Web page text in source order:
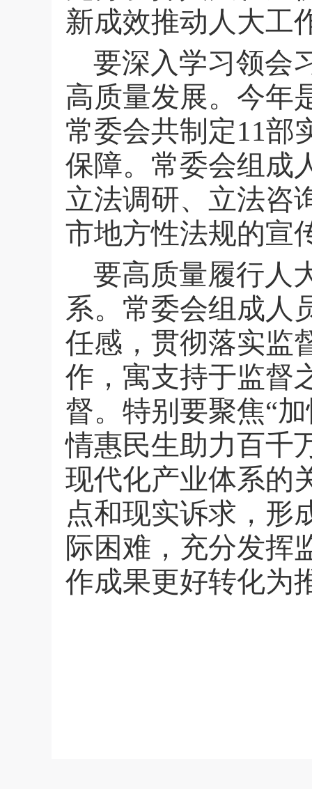
新成效推动人大工
要深入学习领会
高质量发展。今年
常委会共制定11部
保障。常委会组成
立法调研、立法咨
市地方性法规的宣
要高质量履行人
系。常委会组成人
任感，贯彻落实监
作，寓支持于监督
督。特别要聚焦“
情惠民生助力百千
现代化产业体系的
点和现实诉求，形
际困难，充分发挥
作成果更好转化为